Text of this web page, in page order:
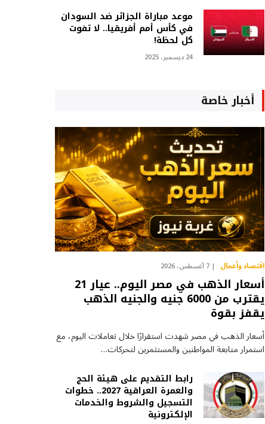
موعد مباراة الجزائر ضد السودان
في كأس أمم أفريقيا.. لا تفوت
كل لحظة!
24 ديسمبر، 2025
أخبار خاصة
اقتصاد وأعمال 7 أغسطس، 2026
أسعار الذهب في مصر اليوم.. عيار 21
يقترب من 6000 جنيه والجنيه الذهب
يقفز بقوة
أسعار الذهب في مصر شهدت استقرارًا خلال تعاملات اليوم، مع
استمرار متابعة المواطنين والمستثمرين لتحركات…
رابط التقديم على هيئة الحج
والعمرة العراقية 2027.. خطوات
التسجيل والشروط والخدمات
الإلكترونية